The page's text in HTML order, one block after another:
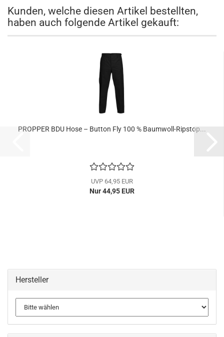
Kunden, welche diesen Artikel bestellten,
haben auch folgende Artikel gekauft:
PROPPER BDU Hose – Button Fly 100 % Baumwoll-Ripstop...
UVP 64,95 EUR
Nur 44,95 EUR
Hersteller